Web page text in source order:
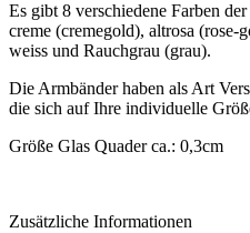
Es gibt 8 verschiedene Farben
creme (cremegold), altrosa (rose-
weiss und Rauchgrau (grau).
Die Armbänder haben als Art
die sich auf Ihre individuelle
Größe Glas Quader ca.: 0,3cm
Zusätzliche Informationen